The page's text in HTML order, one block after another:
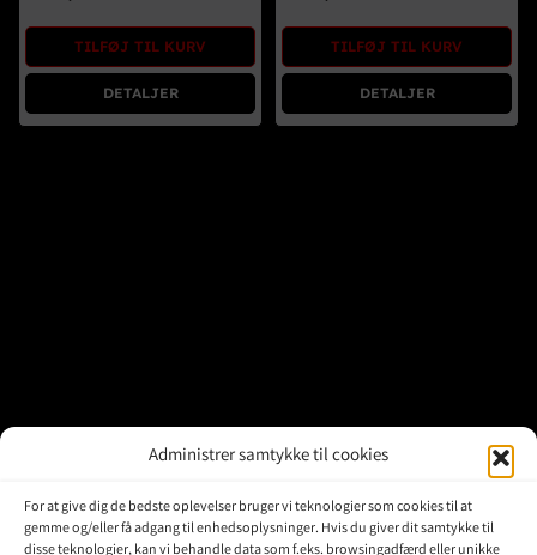
Administrer samtykke til cookies
For at give dig de bedste oplevelser bruger vi teknologier som cookies til at
gemme og/eller få adgang til enhedsoplysninger. Hvis du giver dit samtykke til
disse teknologier, kan vi behandle data som f.eks. browsingadfærd eller unikke
Brugte Dele
Kontakt Os
TILFØJ TIL KURV
DETALJER
TILFØJ TIL KURV
DETALJER